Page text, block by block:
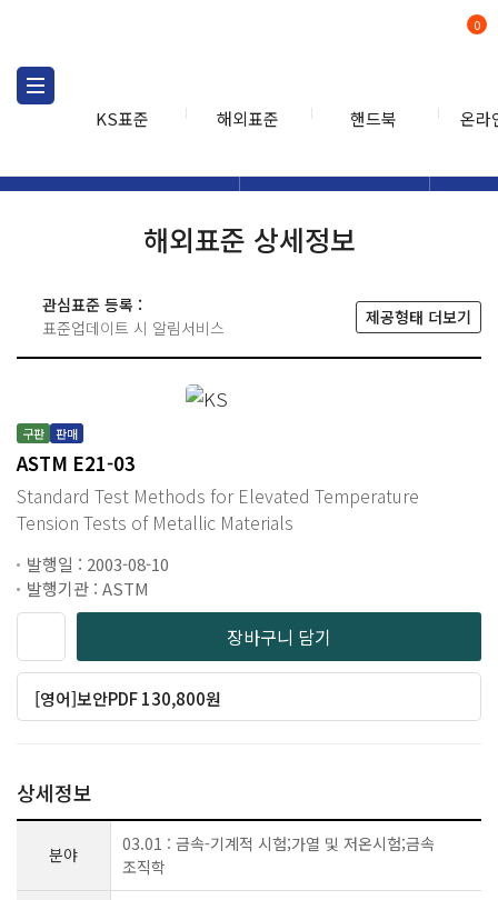
KS표준 해외표준 핸드북 온라
0
해외표준 상세정보
관심표준 등록 :
표준업데이트 시 알림서비스
제공형태 더보기
구판 판매
ASTM E21-03
Standard Test Methods for Elevated Temperature
Tension Tests of Metallic Materials
발행일 : 2003-08-10
발행기관 : ASTM
장바구니 담기
[영어]보안PDF 130,800원
상세정보
분야
03.01 : 금속-기계적 시험;가열 및 저온시험;금속
조직학